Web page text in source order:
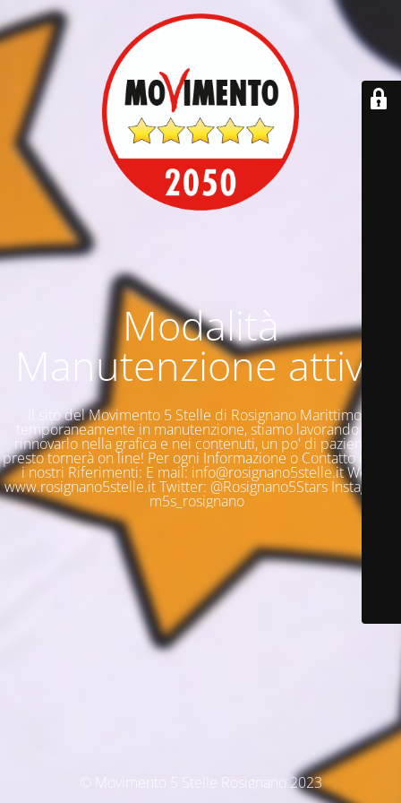
Modalità
Manutenzione attiva
Il sito del Movimento 5 Stelle di Rosignano Marittimo è
temporaneamente in manutenzione, stiamo lavorando per
rinnovarlo nella grafica e nei contenuti, un po' di pazienza e
presto tornerà on line! Per ogni Informazione o Contatto questi
i nostri Riferimenti: E mail: info@rosignano5stelle.it Web:
www.rosignano5stelle.it Twitter: @Rosignano5Stars Instagram:
m5s_rosignano
© Movimento 5 Stelle Rosignano 2023